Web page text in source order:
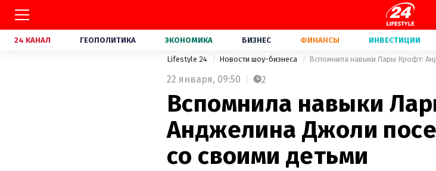
24 КАНАЛ ГЕОПОЛИТИКА ЭКОНОМИКА БИЗНЕС ФИНАНСЫ ИНВЕСТИЦИИ
Lifestyle 24 Новости шоу-бизнеса Вспомнила навыки Лары Крофт:
22 января, 09:50 2
Вспомнила навыки
Анджелина Джоли
со своими детьми